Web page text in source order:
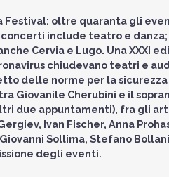
Festival: oltre quaranta gli
include teatro e
Cervia e Lugo. Una XXXI
chiudevano teatri e
delle norme per la
Giovanile Cherubini e il
due appuntamenti), fra gli
Ivan Fischer, Anna
Sollima, Stefano
degli eventi.